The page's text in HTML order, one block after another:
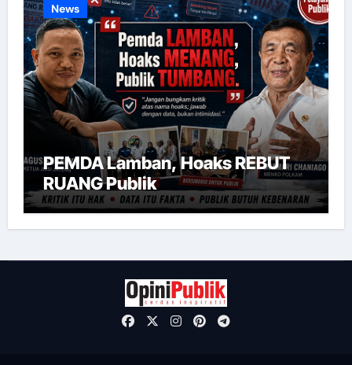
News
PEMDA Lamban, Hoaks REBUT
RUANG Publik